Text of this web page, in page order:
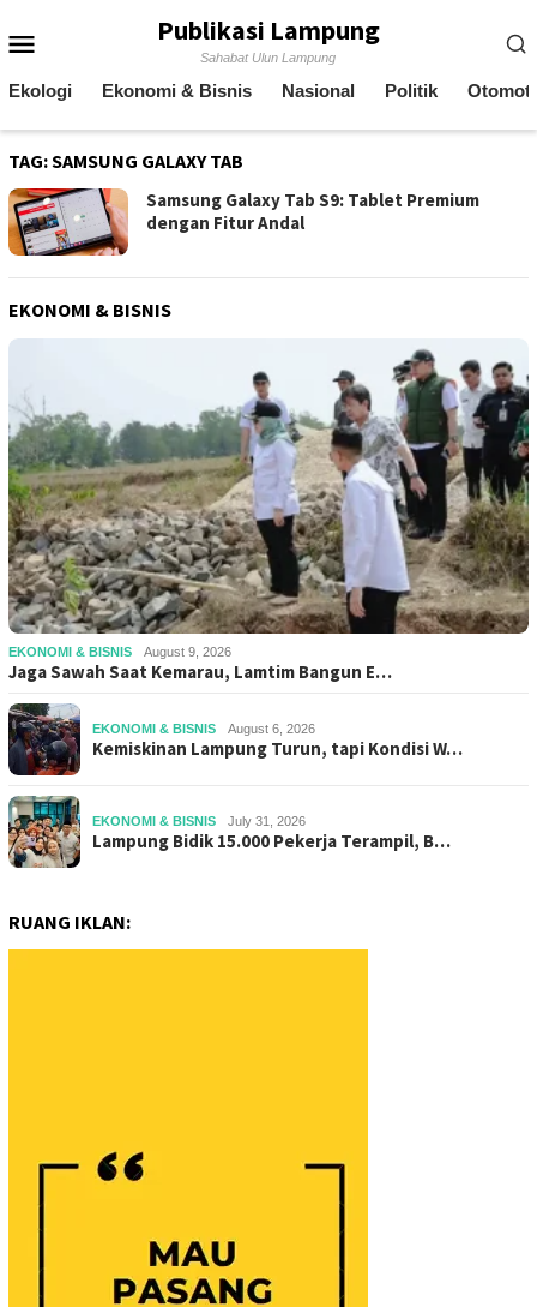
to
Publikasi Lampung
Sahabat Ulun Lampung
Ekologi Ekonomi & Bisnis Nasional Politik
TAG:SAMSUNG GALAXY TAB
Samsung Galaxy Tab S9: Tablet Premium
dengan Fitur Andal
EKONOMI & BISNIS
EKONOMI & BISNIS August 9, 2026
Jaga Sawah Saat Kemarau, Lamtim Bangun E…
EKONOMI & BISNIS August 6, 2026
Kemiskinan Lampung Turun, tapi Kondisi W…
EKONOMI & BISNIS July 31, 2026
Lampung Bidik 15.000 Pekerja Terampil, B…
RUANG IKLAN: